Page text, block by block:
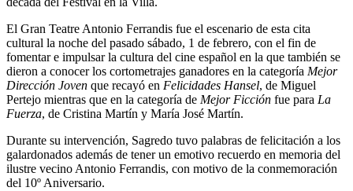
El Gran Teatre Antonio Ferrandis fue el escenario de esta cita
cultural la noche del pasado sábado, 1 de febrero, con el fin de
fomentar e impulsar la cultura del cine español en la que también se
dieron a conocer los cortometrajes ganadores en la categoría Mejor
Dirección Joven que recayó en Felicidades Hansel, de Miguel
Pertejo mientras que en la categoría de Mejor Ficción fue para La
Fuerza, de Cristina Martín y María José Martín.
Durante su intervención, Sagredo tuvo palabras de felicitación a los
galardonados además de tener un emotivo recuerdo en memoria del
ilustre vecino Antonio Ferrandis, con motivo de la conmemoración
del 10º Aniversario.